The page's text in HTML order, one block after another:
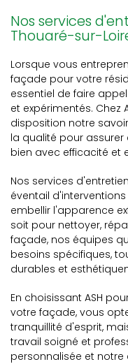
Nos services
Thouaré-sur-
Lorsque vous
façade pour votre
essentiel de faire
et expérimentés. Chez
disposition notre
la qualité pour
bien avec efficacité et
Nos services
éventail
embellir l'apparence
soit pour nettoyer,
façade, nos équipes
besoins spécifiques,
durables et
En choisissant ASH
votre façade, vous
tranquillité d'esprit,
travail soigné et
personnalisée et